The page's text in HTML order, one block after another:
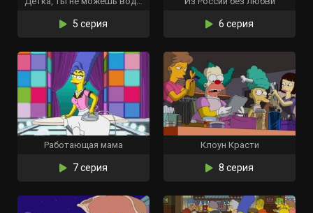
5 серия 6 серия
Работающая мама
7 серия
Клоун Красти
8 серия